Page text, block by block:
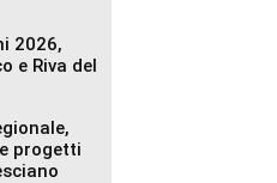
2026,
e Riva del
progetti